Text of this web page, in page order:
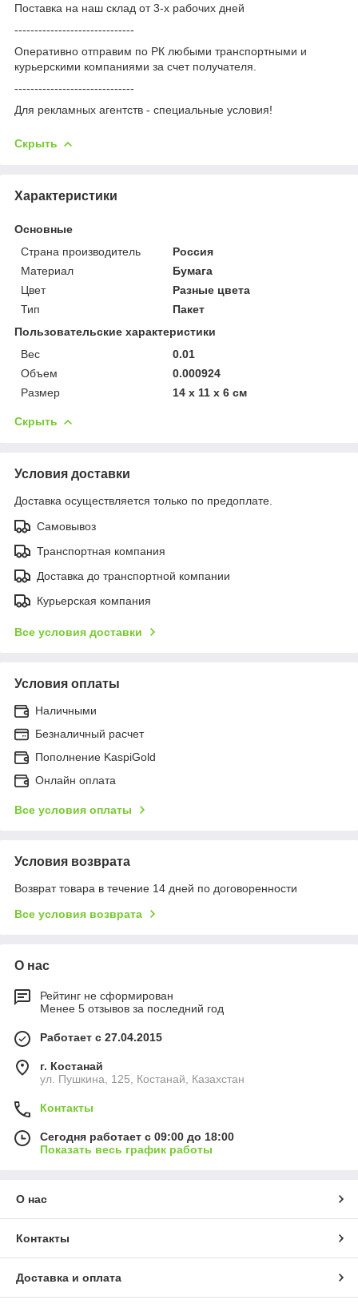
Поставка на наш склад от 3-x рабочих дней
------------------------------
Оперативно отправим по РК любыми транспортными и
курьерскими компаниями за счет получателя.
------------------------------
Для рекламных агентств - специальные условия!
Скрыть
Характеристики
Основные
Страна производитель
Россия
Материал
Бумага
Цвет
Разные цвета
Тип
Пакет
Пользовательские характеристики
Вес
0.01
Объем
0.000924
Размер
14 х 11 х 6 см
Скрыть
Условия доставки
Доставка осуществляется только по предоплате.
Самовывоз
Транспортная компания
Доставка до транспортной компании
Курьерская компания
Все условия доставки
Условия оплаты
Наличными
Безналичный расчет
Пополнение KaspiGold
Онлайн оплата
Все условия оплаты
Условия возврата
Возврат товара в течение 14 дней по договоренности
Все условия возврата
О нас
Рейтинг не сформирован
Менее 5 отзывов за последний год
Работает с 27.04.2015
г. Костанай
ул. Пушкина, 125, Костанай, Казахстан
Контакты
Сегодня работает с 09:00 до 18:00
Показать весь график работы
О нас
Контакты
Доставка и оплата